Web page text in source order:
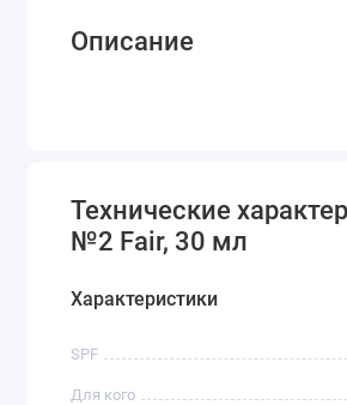
Описание
Технические
№2 Fair, 30 мл
Характеристики
SPF
Для кого